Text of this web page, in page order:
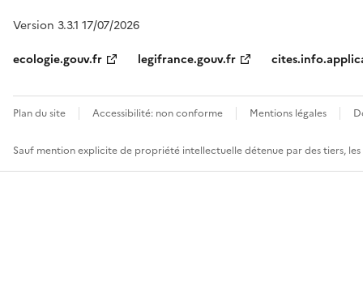
Version 3.3.1 17/07/2026
ecologie.gouv.fr
legifrance.gouv.fr
Plan du site Accessibilité: non conforme Mentions légales
Sauf mention explicite de propriété intellectuelle détenue par des tiers,